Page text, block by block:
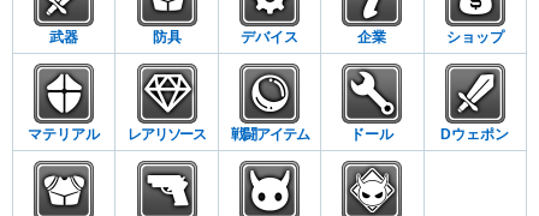
武器 防具 デバイス 企業 ショップ
マテリアル レアリソース 戦闘アイテム ドール Dウェポン